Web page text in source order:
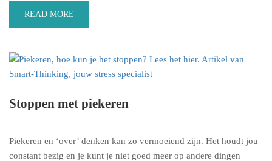
READ MORE
Stoppen met piekeren
Piekeren en ‘over’ denken kan zo vermoeiend zijn. Het houdt jou
constant bezig en je kunt je niet goed meer op andere dingen